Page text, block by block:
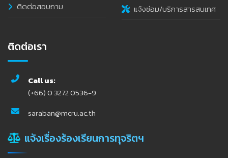
ติดต่อสอบถาม
แจ้งซ่อม/บริการสารสนเทศ
ติดต่อเรา
Call us:
(+66) 0 3272 0536-9
saraban@mcru.ac.th
แจ้งเรื่องร้องเรียนการทุจริตฯ